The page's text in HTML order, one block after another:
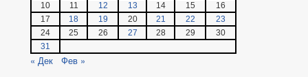
10
11 12 13 14 15
16
17
18 19 20 21 22
23
24
25 26 27 28 29
30
31
« Дек Фев »